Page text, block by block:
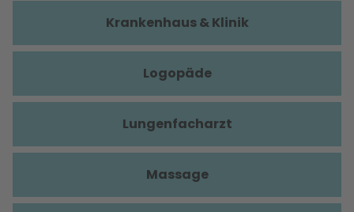
Krankenhaus & Klinik
Logopäde
Lungenfacharzt
Massage